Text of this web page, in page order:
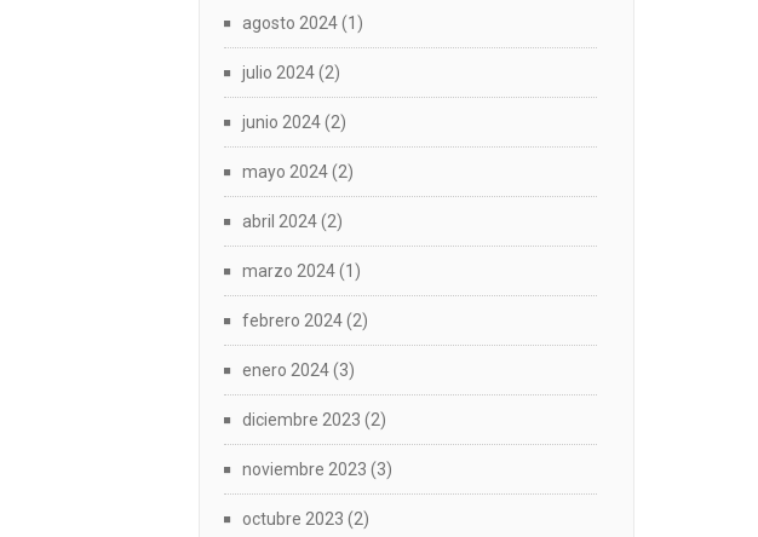
agosto 2024(1)
julio 2024(2)
junio 2024(2)
mayo 2024(2)
abril 2024(2)
marzo 2024(1)
febrero 2024(2)
enero 2024(3)
diciembre 2023 (2)
noviembre 2023 (3)
octubre 2023 (2)